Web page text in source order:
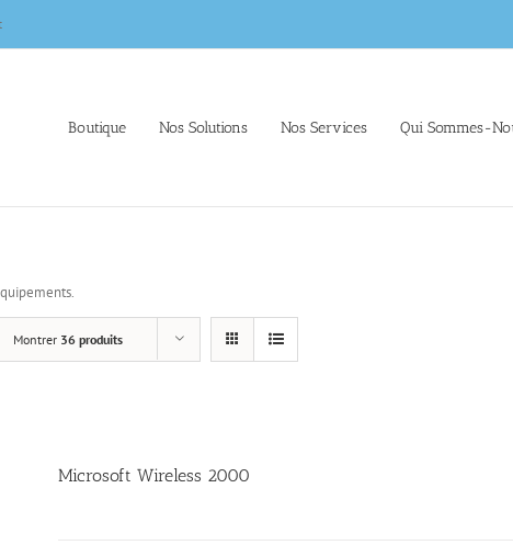
Boutique Nos Solutions Nos Services Qui Sommes-
Montrer 36 produits
Microsoft Wireless 2000